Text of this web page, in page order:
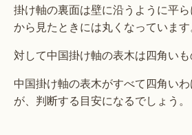
掛け軸の裏面は壁に沿うように平
から見たときには丸くなっています
対して中国掛け軸の表木は四角いも
中国掛け軸の表木がすべて四角い
が、判断する目安になるでしょう。